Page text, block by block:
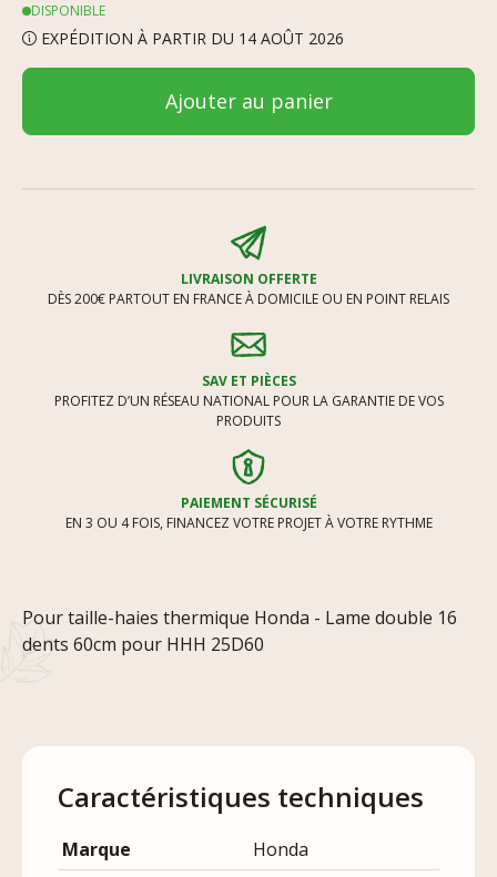
DISPONIBLE
EXPÉDITION À PARTIR DU 14 AOÛT 2026
Ajouter au panier
LIVRAISON OFFERTE
DÈS 200€ PARTOUT EN FRANCE À DOMICILE OU EN POINT RELAIS
SAV ET PIÈCES
PROFITEZ D’UN RÉSEAU NATIONAL POUR LA GARANTIE DE VOS
PRODUITS
PAIEMENT SÉCURISÉ
EN 3 OU 4 FOIS, FINANCEZ VOTRE PROJET À VOTRE RYTHME
Pour taille-haies thermique Honda - Lame double 16
dents 60cm pour HHH 25D60
Caractéristiques techniques
Marque Honda